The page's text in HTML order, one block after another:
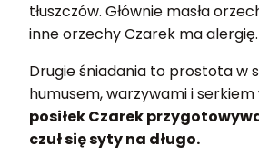
tłuszczów. Głównie masła
inne orzechy Czarek ma alergię.
Drugie śniadania to prostota w
humusem, warzywami i serkiem
posiłek Czarek
czuł się syty na długo.